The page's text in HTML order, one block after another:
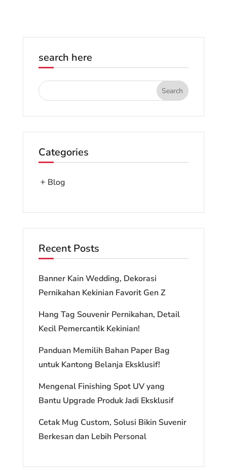
search here
Categories
Blog
Recent Posts
Banner Kain Wedding, Dekorasi
Pernikahan Kekinian Favorit Gen Z
Hang Tag Souvenir Pernikahan, Detail
Kecil Pemercantik Kekinian!
Panduan Memilih Bahan Paper Bag
untuk Kantong Belanja Eksklusif!
Mengenal Finishing Spot UV yang
Bantu Upgrade Produk Jadi Eksklusif
Cetak Mug Custom, Solusi Bikin Suvenir
Berkesan dan Lebih Personal